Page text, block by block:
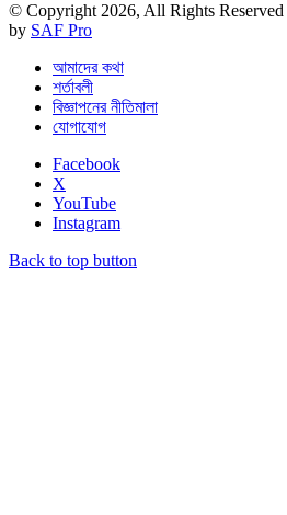
© Copyright 2026, All Rights Reserved
by SAF Pro
আমাদের কথা
শর্তাবলী
বিজ্ঞাপনের নীতিমালা
যোগাযোগ
Facebook
X
YouTube
Instagram
Back to top button